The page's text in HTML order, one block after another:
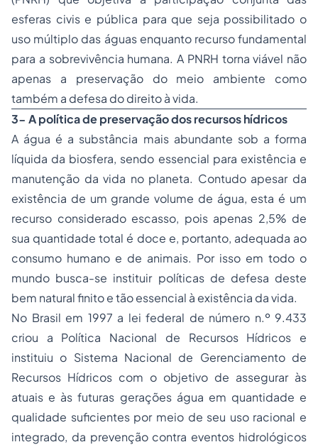
esferas civis e pública para que seja possibilitado o
uso múltiplo das águas enquanto recurso fundamental
para a sobrevivência humana. A PNRH torna viável não
apenas a preservação do meio ambiente como
também a defesa do direito à vida.
3- A política de preservação dos recursos hídricos
A água é a substância mais abundante sob a forma
líquida da biosfera, sendo essencial para existência e
manutenção da vida no planeta. Contudo apesar da
existência de um grande volume de água, esta é um
recurso considerado escasso, pois apenas 2,5% de
sua quantidade total é doce e, portanto, adequada ao
consumo humano e de animais. Por isso em todo o
mundo busca-se instituir políticas de defesa deste
bem natural finito e tão essencial à existência da vida.
No Brasil em 1997 a lei federal de número n.º 9.433
criou a Política Nacional de Recursos Hídricos e
instituiu o Sistema Nacional de Gerenciamento de
Recursos Hídricos com o objetivo de assegurar às
atuais e às futuras gerações água em quantidade e
qualidade suficientes por meio de seu uso racional e
integrado, da prevenção contra eventos hidrológicos